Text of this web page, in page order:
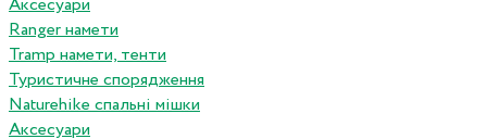
Аксесуари
Ranger намети
Tramp намети, тенти
Туристичне спорядження
Naturehike спальні мішки
Аксесуари